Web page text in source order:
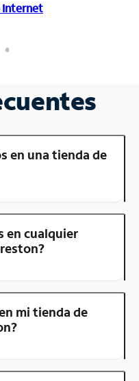
Internet
en una tienda de
en cualquier
mi tienda de